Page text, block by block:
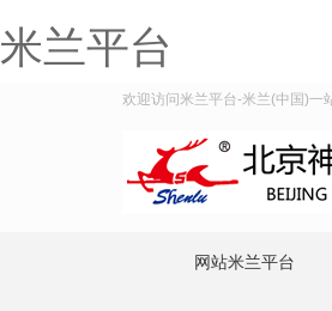
米兰平台
欢迎访问米兰平台-米兰(中国)一
网站米兰平台